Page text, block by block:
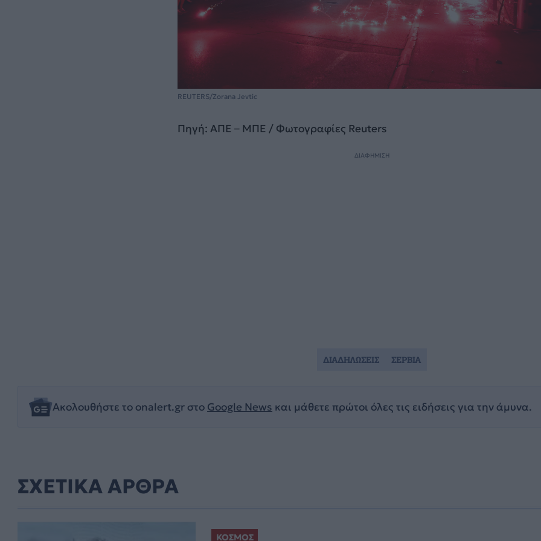
REUTERS/Zorana Jevtic
Πηγή: ΑΠΕ – ΜΠΕ / Φωτογραφίες Reuters
ΔΙΑΦΗΜΙΣΗ
Ακολουθήστε το onalert.gr στο Google News και μάθετε πρώτοι όλες τις ειδήσεις για την άμυνα.
ΔΙΑΔΗΛΩΣΕΙΣ ΣΕΡΒΙΑ
ΣΧΕΤΙΚΑ ΑΡΘΡΑ
ΚΟΣΜΟΣ